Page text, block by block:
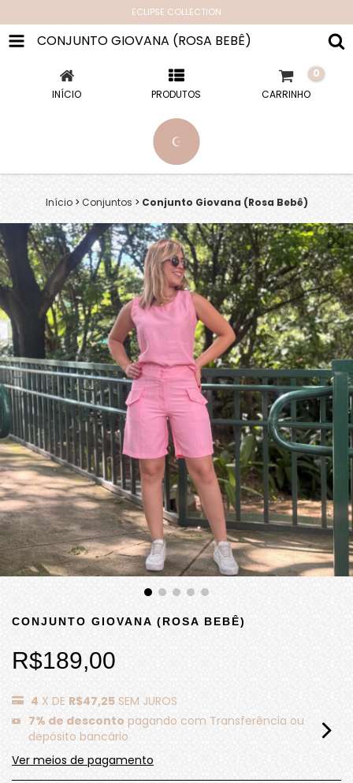
ECLIPSE COLLECTION
CONJUNTO GIOVANA (ROSA BEBÊ)
INÍCIO PRODUTOS CARRINHO
0
Início > Conjuntos > Conjunto Giovana (Rosa Bebê)
CONJUNTO GIOVANA (ROSA BEBÊ)
R$189,00
4 X DE R$47,25 SEM JUROS
7% de desconto pagando com Transferência ou
depósito bancário
Ver meios de pagamento